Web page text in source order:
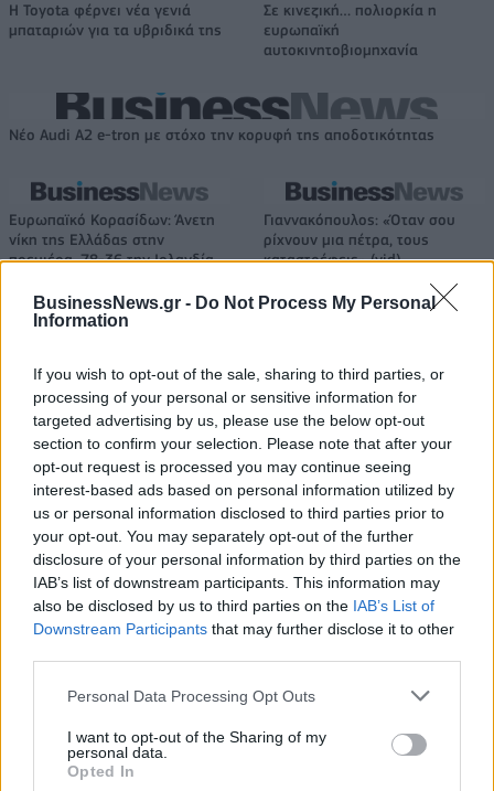
BusinessNews.gr - Do Not Process My Personal
Information
If you wish to opt-out of the sale, sharing to third parties, or
processing of your personal or sensitive information for
targeted advertising by us, please use the below opt-out
section to confirm your selection. Please note that after your
opt-out request is processed you may continue seeing
interest-based ads based on personal information utilized by
us or personal information disclosed to third parties prior to
your opt-out. You may separately opt-out of the further
disclosure of your personal information by third parties on the
IAB’s list of downstream participants. This information may
also be disclosed by us to third parties on the IAB’s List of
Downstream Participants that may further disclose it to other
Personal Data Processing Opt Outs
I want to opt-out of the Sharing of my
personal data.
Opted In
Η Toyota φέρνει νέα γενιά
μπαταριών για τα υβριδικά της
Σε κινεζική… πολιορκία η
ευρωπαϊκή
αυτοκινητοβιομηχανία
Νέο Audi A2 e-tron με στόχο την κορυφή της αποδοτικότητας
Ευρωπαϊκό Κορασίδων: Άνετη
νίκη της Ελλάδας στην
πρεμιέρα, 78-36 την Ιρλανδία
Γιαννακόπουλος: «Όταν σου
ρίχνουν μια πέτρα, τους
καταστρέφεις» (vid)
Το FIAT 500 Hybrid τώρα από
18.990 ευρώ
Ατρόμητος και Novibet
συνεχίζουν μαζί: Ανανέωση της
συνεργασίας τους μέχρι το
2028
18η συνεχόμενη χρονιά για τον ΟΤΕ στη διεθνή σειρά δεικτών
FTSE4Good
Αρχαίο Θέατρο Επιδαύρου